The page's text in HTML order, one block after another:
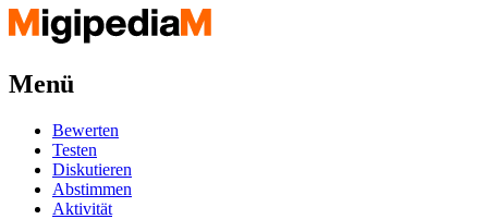
Menü
Bewerten
Testen
Diskutieren
Abstimmen
Aktivität